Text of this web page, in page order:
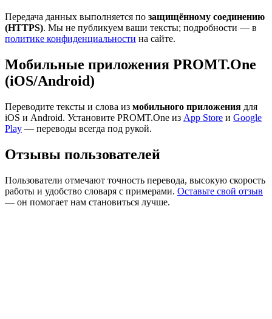
Передача данных выполняется по защищённому соединению
(HTTPS). Мы не публикуем ваши тексты; подробности — в
политике конфиденциальности на сайте.
Мобильные приложения PROMT.One
(iOS/Android)
Переводите тексты и слова из мобильного приложения для
iOS и Android. Установите PROMT.One из App Store и Google
Play — переводы всегда под рукой.
Отзывы пользователей
Пользователи отмечают точность перевода, высокую скорость
работы и удобство словаря с примерами. Оставьте свой отзыв
— он помогает нам становиться лучше.